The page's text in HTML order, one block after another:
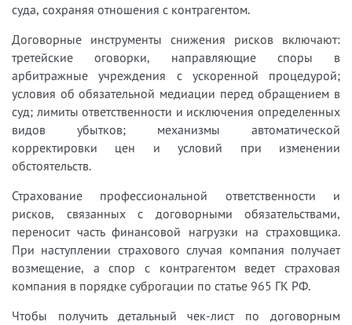
суда, сохраняя отношения с контрагентом.
Договорные инструменты снижения рисков включают:
третейские оговорки, направляющие споры в
арбитражные учреждения с ускоренной процедурой;
условия об обязательной медиации перед обращением в
суд; лимиты ответственности и исключения определенных
видов убытков; механизмы автоматической
корректировки цен и условий при изменении
обстоятельств.
Страхование профессиональной ответственности и
рисков, связанных с договорными обязательствами,
переносит часть финансовой нагрузки на страховщика.
При наступлении страхового случая компания получает
возмещение, а спор с контрагентом ведет страховая
компания в порядке суброгации по статье 965 ГК РФ.
Чтобы получить детальный чек-лист по договорным